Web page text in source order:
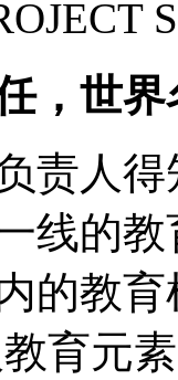
，世
责人
线的
的教
育元